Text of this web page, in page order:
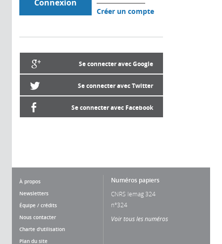
Créer un compte
Se connecter avec Google
Se connecter avec Twitter
Se connecter avec Facebook
À propos
Newsletters
Équipe / crédits
Nous contacter
Charte d'utilisation
Plan du site
Numéros papiers
CNRS lemag 324
n°324
Voir tous les numéros